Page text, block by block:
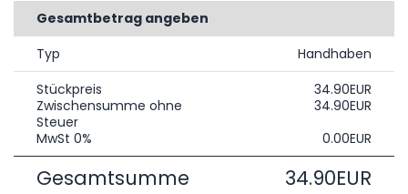
Gesamtbetrag angeben
Typ
Handhaben
Stückpreis
34.90EUR
Zwischensumme ohne
Steuer
34.90EUR
MwSt 0%
0.00EUR
Gesamtsumme 34.90EUR